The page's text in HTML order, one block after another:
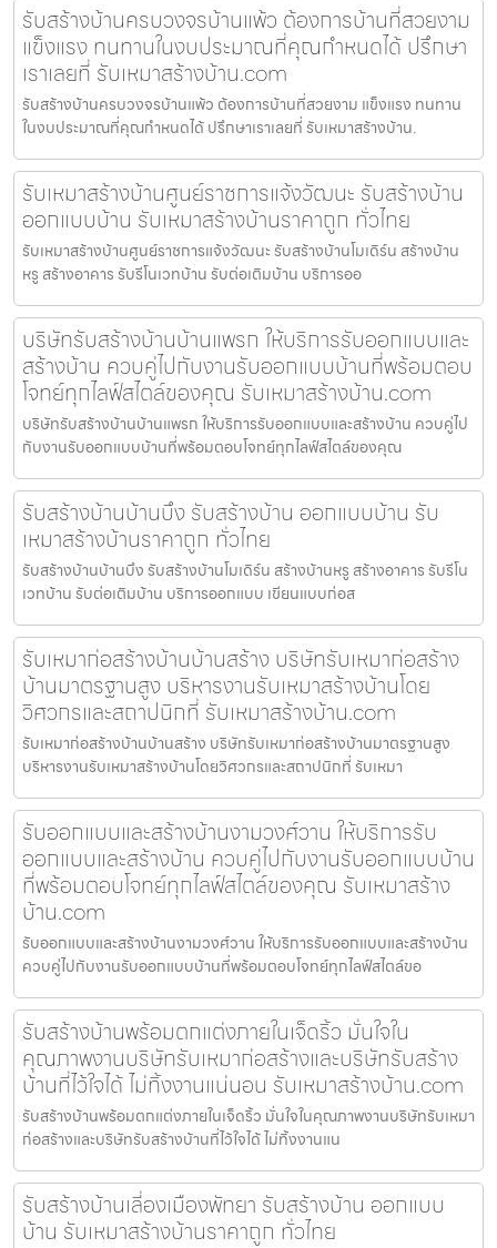
รับสร้างบ้านครบวงจรบ้านแพ้ว ต้องการบ้านที่สวยงาม
แข็งแรง ทนทานในงบประมาณที่คุณกำหนดได้ ปรึกษา
เราเลยที่ รับเหมาสร้างบ้าน.com
รับสร้างบ้านครบวงจรบ้านแพ้ว ต้องการบ้านที่สวยงาม แข็งแรง ทนทาน
ในงบประมาณที่คุณกำหนดได้ ปรึกษาเราเลยที่ รับเหมาสร้างบ้าน.
รับเหมาสร้างบ้านศูนย์ราชการแจ้งวัฒนะ รับสร้างบ้าน
ออกแบบบ้าน รับเหมาสร้างบ้านราคาถูก ทั่วไทย
รับเหมาสร้างบ้านศูนย์ราชการแจ้งวัฒนะ รับสร้างบ้านโมเดิร์น สร้างบ้าน
หรู สร้างอาคาร รับรีโนเวทบ้าน รับต่อเติมบ้าน บริการออ
บริษัทรับสร้างบ้านบ้านแพรก ให้บริการรับออกแบบและ
สร้างบ้าน ควบคู่ไปกับงานรับออกแบบบ้านที่พร้อมตอบ
โจทย์ทุกไลฟ์สไตล์ของคุณ รับเหมาสร้างบ้าน.com
บริษัทรับสร้างบ้านบ้านแพรก ให้บริการรับออกแบบและสร้างบ้าน ควบคู่ไป
กับงานรับออกแบบบ้านที่พร้อมตอบโจทย์ทุกไลฟ์สไตล์ของคุณ
รับสร้างบ้านบ้านบึง รับสร้างบ้าน ออกแบบบ้าน รับ
เหมาสร้างบ้านราคาถูก ทั่วไทย
รับสร้างบ้านบ้านบึง รับสร้างบ้านโมเดิร์น สร้างบ้านหรู สร้างอาคาร รับรีโน
เวทบ้าน รับต่อเติมบ้าน บริการออกแบบ เขียนแบบก่อส
รับเหมาก่อสร้างบ้านบ้านสร้าง บริษัทรับเหมาก่อสร้าง
บ้านมาตรฐานสูง บริหารงานรับเหมาสร้างบ้านโดย
วิศวกรและสถาปนิกที่ รับเหมาสร้างบ้าน.com
รับเหมาก่อสร้างบ้านบ้านสร้าง บริษัทรับเหมาก่อสร้างบ้านมาตรฐานสูง
บริหารงานรับเหมาสร้างบ้านโดยวิศวกรและสถาปนิกที่ รับเหมา
รับออกแบบและสร้างบ้านงามวงศ์วาน ให้บริการรับ
ออกแบบและสร้างบ้าน ควบคู่ไปกับงานรับออกแบบบ้าน
ที่พร้อมตอบโจทย์ทุกไลฟ์สไตล์ของคุณ รับเหมาสร้าง
บ้าน.com
รับออกแบบและสร้างบ้านงามวงศ์วาน ให้บริการรับออกแบบและสร้างบ้าน
ควบคู่ไปกับงานรับออกแบบบ้านที่พร้อมตอบโจทย์ทุกไลฟ์สไตล์ขอ
รับสร้างบ้านพร้อมตกแต่งภายในเจ็ดริ้ว มั่นใจใน
คุณภาพงานบริษัทรับเหมาก่อสร้างและบริษัทรับสร้าง
บ้านที่ไว้ใจได้ ไม่ทิ้งงานแน่นอน รับเหมาสร้างบ้าน.com
รับสร้างบ้านพร้อมตกแต่งภายในเจ็ดริ้ว มั่นใจในคุณภาพงานบริษัทรับเหมา
ก่อสร้างและบริษัทรับสร้างบ้านที่ไว้ใจได้ ไม่ทิ้งงานแน
รับสร้างบ้านเลี่องเมืองพัทยา รับสร้างบ้าน ออกแบบ
บ้าน รับเหมาสร้างบ้านราคาถูก ทั่วไทย